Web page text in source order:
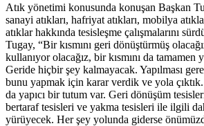
Atık yönetimi konusunda konuşan Başkan
sanayi atıkları, hafriyat atıkları, mobilya
atıklar hakkında tesisleşme çalışmalarını
Tugay, “Bir kısmını geri dönüştürmüş
kullanıyor olacağız, bir kısmını da tamamen
Geride hiçbir şey kalmayacak. Yapılması
bunu yapmak için karar verdik ve yola çıktık.
da yapıcı bir tutum var. Geri dönüşüm
bertaraf tesisleri ve yakma tesisleri ile ilgili
yürüyecek. Her şey yolunda giderse